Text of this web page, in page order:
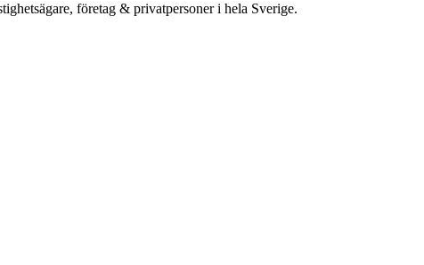
företag & privatpersoner i hela Sverige.